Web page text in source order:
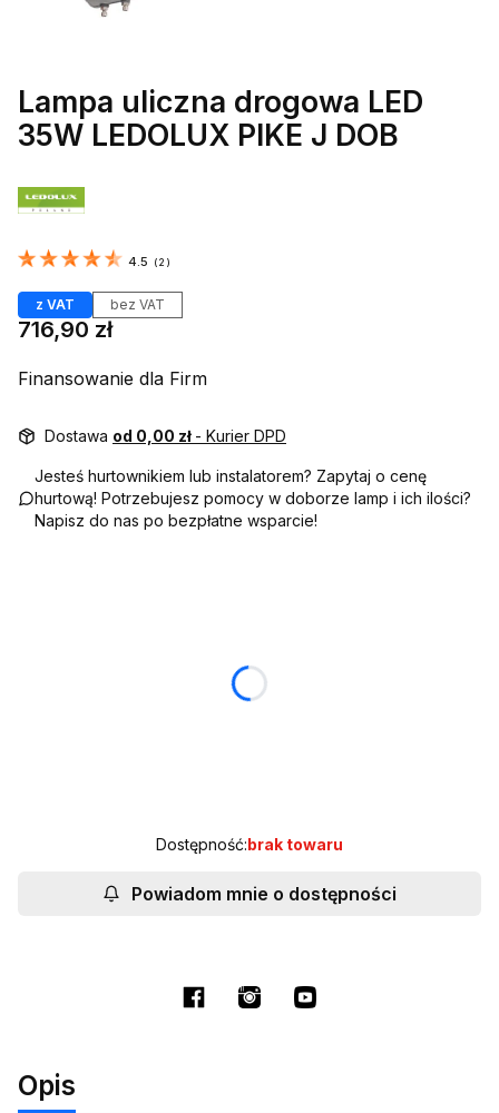
Lampa uliczna drogowa LED
35W LEDOLUX PIKE J DOB
4.5 ( 2 )
z VAT bez VAT
Cena
716,90 zł
Finansowanie dla Firm
Dostawa od 0,00 zł - Kurier DPD
Jesteś hurtownikiem lub instalatorem? Zapytaj o cenę
hurtową! Potrzebujesz pomocy w doborze lamp i ich ilości?
Napisz do nas po bezpłatne wsparcie!
Dostępność:brak towaru
Powiadom mnie o dostępności
Opis